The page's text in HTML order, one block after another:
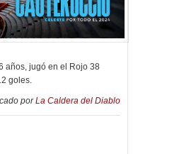
años, jugó en el Rojo 38
goles.
porLa Caldera del Diablo